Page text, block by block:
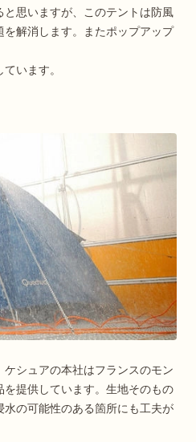
思いますが、このテントは防風
解消します。またポップアップ
います。
シュアの本社はフランスのモン
提供しています。生地そのもの
の可能性のある箇所にも工夫が